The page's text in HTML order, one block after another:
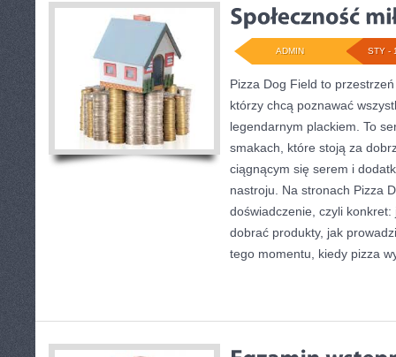
STY -
ADMIN
Pizza Dog Field to
którzy chcą poznawać
legendarnym plackiem. To
smakach, które stoją za
ciągnącym się serem i
nastroju. Na stronach Pizza
doświadczenie, czyli
dobrać produkty, jak
tego momentu, kiedy pizza